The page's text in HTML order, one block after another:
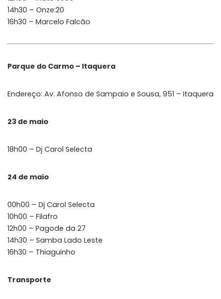
14h30 – Onze:20
16h30 – Marcelo Falcão
Parque do Carmo – Itaquera
Endereço: Av. Afonso de Sampaio e Sousa, 951 – Itaquera
23 de maio
18h00 – Dj Carol Selecta
24 de maio
00h00 – Dj Carol Selecta
10h00 – Filafro
12h00 – Pagode da 27
14h30 – Samba Lado Leste
16h30 – Thiaguinho
Transporte